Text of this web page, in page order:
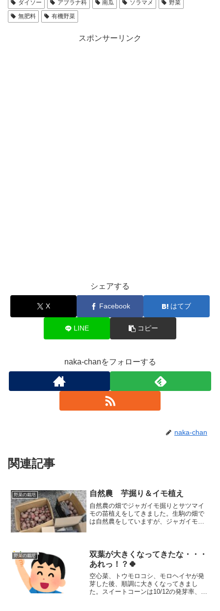
ダイソー アブラナ科 南瓜 ソラマメ
野菜
無肥料
有機野菜
スポンサーリンク
シェアする
X Facebook はてブ
LINE コピー
naka-chanをフォローする
naka-chan
関連記事
野菜の栽培 自然農 芋掘り＆イモ植え
自然農の畑でジャガイモ掘りとサツマイ
モの苗植えをしてきました。生駒の畑で
は自然農をしていますが、ジャガイモの
「自然農なのにビニールマルチって！」
という方もいらっしゃるかもしれません
が、この一角だけそのようにしているの
で温かい目で見守ってくださいね！
野菜の栽培
双葉が大きくなってきたな・・・
あれっ！？🍀
空心菜、トウモロコシ、モロヘイヤが発
芽した後、順調に大きくなってきまし
た。スイートコーンは10/12の発芽率、空